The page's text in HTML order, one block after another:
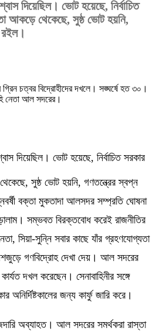
দিয়েছিল। ভোট হয়েছে, নির্বাচিত
আকড়ে থেকেছে, সুষ্ঠ ভোট হয়নি,
রইল।
দিয়েছিল। ভোট হয়েছে, নির্বাচিত সরকার
সুষ্ঠ ভোট হয়নি, গণতন্ত্রের স্বপ্ন
বক্তা মুকতাদা আলসদর সম্প্রতি ঘোষনা
সম্ভবত বিরক্তবোধ করেই রাজনীতির
সিয়া-সুন্নি সবার কাছে যাঁর গ্রহণযোগ্যতা
গণবিদ্রোহ দেখা দেয়। আল সদরের
দখল করেছেন। সেনাবাহিনীর সঙ্গে
অনির্দিষ্টকালের জন্য কার্ফু জারি করে।
অব্যাহত। আল সদরের সমর্থকরা রাস্তা